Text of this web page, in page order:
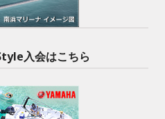
入会はこちら